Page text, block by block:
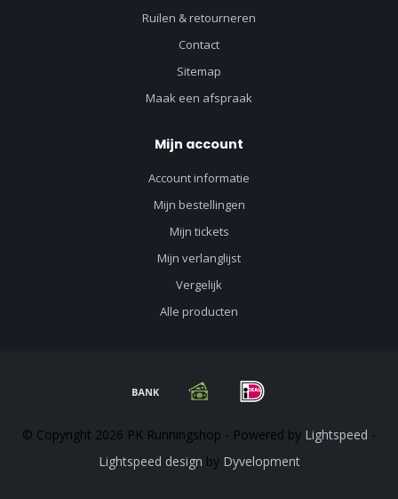
Ruilen & retourneren
Contact
Sitemap
Maak een afspraak
Mijn account
Account informatie
Mijn bestellingen
Mijn tickets
Mijn verlanglijst
Vergelijk
Alle producten
© Copyright 2026 PK Runningshop - Powered by Lightspeed -
Lightspeed design by Dyvelopment